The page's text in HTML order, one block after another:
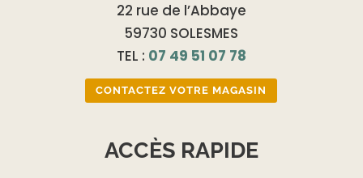
22 rue de l’Abbaye
59730 SOLESMES
TEL : 07 49 51 07 78
CONTACTEZ VOTRE MAGASIN
ACCÈS RAPIDE